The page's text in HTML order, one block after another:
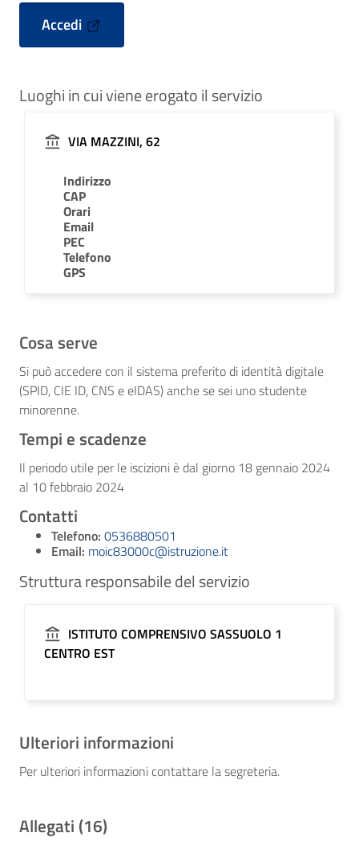
Accedi
Luoghi in cui viene erogato il servizio
VIA MAZZINI, 62
Indirizzo
CAP
Orari
Email
PEC
Telefono
GPS
Cosa serve
Si può accedere con il sistema preferito di identità digitale
(SPID, CIE ID, CNS e eIDAS) anche se sei uno studente
minorenne.
Tempi e scadenze
Il periodo utile per le iscizioni è dal giorno 18 gennaio 2024
al 10 febbraio 2024
Contatti
Telefono: 0536880501
Email: moic83000c@istruzione.it
Struttura responsabile del servizio
ISTITUTO COMPRENSIVO SASSUOLO 1
CENTRO EST
Ulteriori informazioni
Per ulteriori informazioni contattare la segreteria.
Allegati (16)